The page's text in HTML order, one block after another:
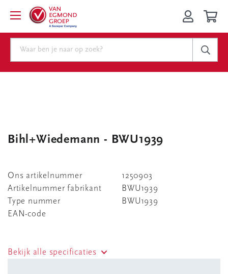
Bihl+Wiedemann - BWU1939
Ons artikelnummer
1250903
Artikelnummer fabrikant
BWU1939
Type nummer
BWU1939
EAN-code
Bekijk alle specificaties